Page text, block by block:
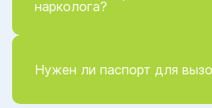
нарколога?
Нужен ли паспорт для